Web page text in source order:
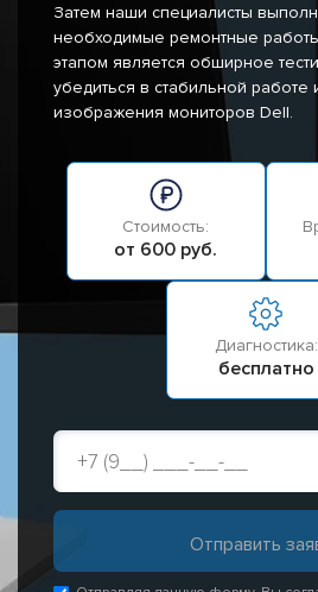
Затем наши специалисты
необходимые ремонтные
этапом является обширное
убедиться в стабильной работе
изображения мониторов Dell.
Стоимость:
от 600 руб.
Диагностика:
бесплатно